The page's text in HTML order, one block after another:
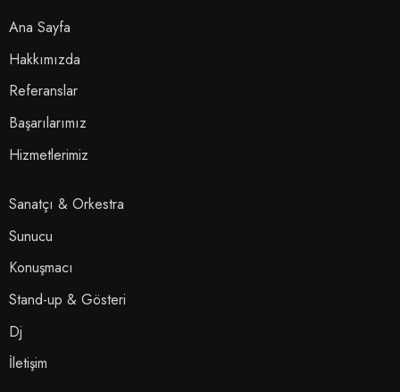
Ana Sayfa
Hakkımızda
Referanslar
Başarılarımız
Hizmetlerimiz
Sanatçı & Orkestra
Sunucu
Konuşmacı
Stand-up & Gösteri
Dj
İletişim